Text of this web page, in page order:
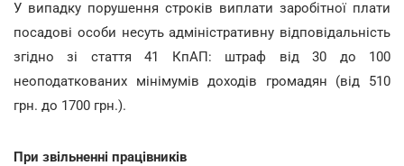
У випадку порушення строків виплати заробітної плати
посадові особи несуть адміністративну відповідальність
згідно зі стаття 41 КпАП: штраф від 30 до 100
неоподаткованих мінімумів доходів громадян (від 510
грн. до 1700 грн.).
При звільненні працівників